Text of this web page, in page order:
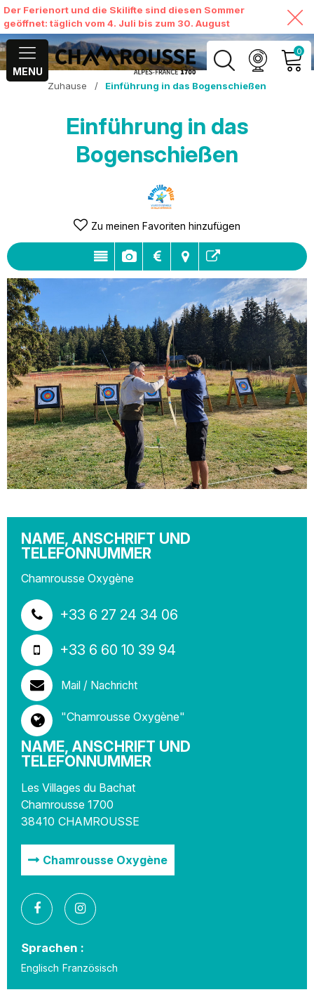
Der Ferienort und die Skilifte sind diesen Sommer
geöffnet: täglich vom 4. Juli bis zum 30. August
MENU
0
MEIN KONTO
MEINEN WARENKORB
Zuhause / Einführung in das Bogenschießen
Einführung in das
Bogenschießen
Zu meinen Favoriten hinzufügen
NAME, ANSCHRIFT UND
TELEFONNUMMER
Chamrousse Oxygène
+33 6 27 24 34 06
+33 6 60 10 39 94
Mail / Nachricht
"Chamrousse Oxygène"
NAME, ANSCHRIFT UND
TELEFONNUMMER
Les Villages du Bachat
Chamrousse 1700
38410 CHAMROUSSE
Chamrousse Oxygène
Sprachen :
Englisch Französisch